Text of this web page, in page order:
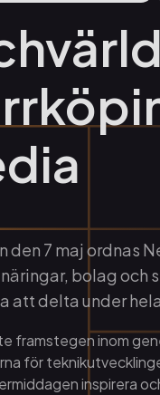
den 7 maj ordnas
bolag och
att delta under
framstegen inom
för
inspirera